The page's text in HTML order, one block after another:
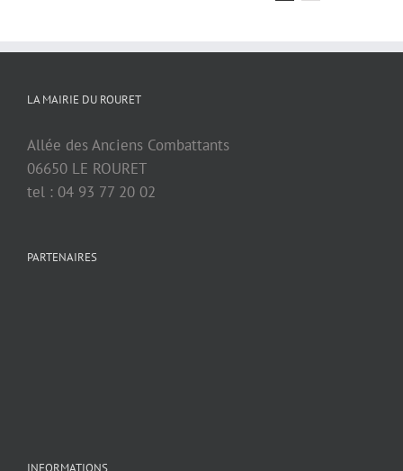
LA MAIRIE DU ROURET
Allée des Anciens Combattants
06650 LE ROURET
tel : 04 93 77 20 02
PARTENAIRES
INFORMATIONS